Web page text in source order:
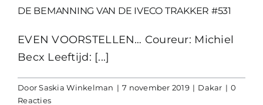
DE BEMANNING VAN DE IVECO TRAKKER #531
EVEN VOORSTELLEN… Coureur: Michiel
Becx Leeftijd: [...]
DoorSaskia Winkelman | 7 november 2019 | Dakar | 0
Reacties